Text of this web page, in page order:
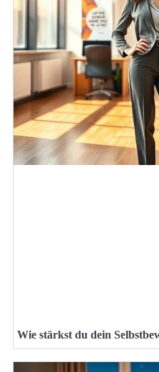
Wie stärkst du dein